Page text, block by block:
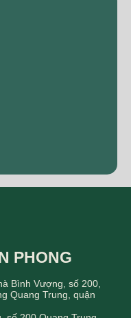
PHONG
Bình Vượng, số 200,
Quang Trung, quận